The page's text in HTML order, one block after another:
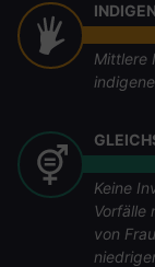
Mittlere
Keine
Vorfälle
von